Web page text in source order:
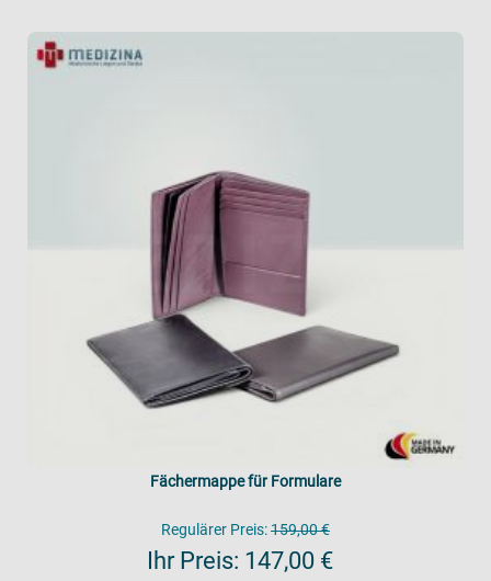
Fächermappe für Formulare
Regulärer Preis:159,00 €
Ihr Preis: 147,00 €